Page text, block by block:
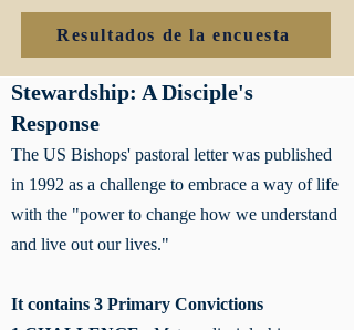
Resultados de la encuesta
Stewardship: A Disciple's
Response
The US Bishops' pastoral letter was published
in 1992 as a challenge to embrace a way of life
with the "power to change how we understand
and live out our lives."
It contains 3 Primary Convictions